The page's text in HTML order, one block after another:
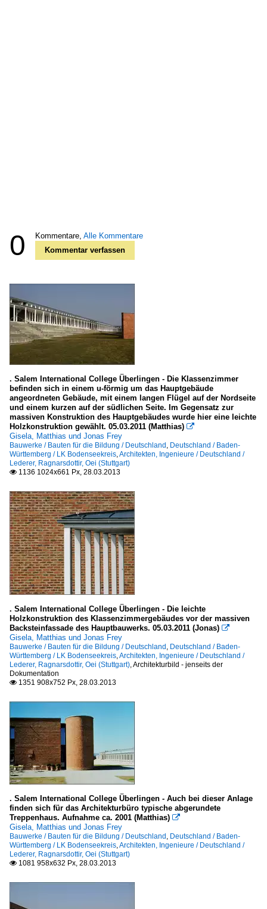
0 Kommentare, Alle Kommentare
Kommentar verfassen
. Salem International College Überlingen - Die Klassenzimmer
befinden sich in einem u-förmig um das Hauptgebäude
angeordneten Gebäude, mit einem langen Flügel auf der Nordseite
und einem kurzen auf der südlichen Seite. Im Gegensatz zur
massiven Konstruktion des Hauptgebäudes wurde hier eine leichte
Holzkonstruktion gewählt. 05.03.2011 (Matthias) 
Gisela, Matthias und Jonas Frey
Bauwerke / Bauten für die Bildung / Deutschland Deutschland / Baden-
Württemberg / LK Bodenseekreis Architekten, Ingenieure / Deutschland /
Lederer, Ragnarsdottir, Oei (Stuttgart)
 1136 1024x661 Px, 28.03.2013
. Salem International College Überlingen - Die leichte
Holzkonstruktion des Klassenzimmergebäudes vor der massiven
Backsteinfassade des Hauptbauwerks. 05.03.2011 (Jonas) 
Gisela, Matthias und Jonas Frey
Bauwerke / Bauten für die Bildung / Deutschland Deutschland / Baden-
Württemberg / LK Bodenseekreis Architekten, Ingenieure / Deutschland /
Lederer, Ragnarsdottir, Oei (Stuttgart) Architekturbild - jenseits der
Dokumentation
 1351 908x752 Px, 28.03.2013
. Salem International College Überlingen - Auch bei dieser Anlage
finden sich für das Architekturbüro typische abgerundete
Treppenhaus. Aufnahme ca. 2001 (Matthias) 
Gisela, Matthias und Jonas Frey
Bauwerke / Bauten für die Bildung / Deutschland Deutschland / Baden-
Württemberg / LK Bodenseekreis Architekten, Ingenieure / Deutschland /
Lederer, Ragnarsdottir, Oei (Stuttgart)
 1081 958x632 Px, 28.03.2013